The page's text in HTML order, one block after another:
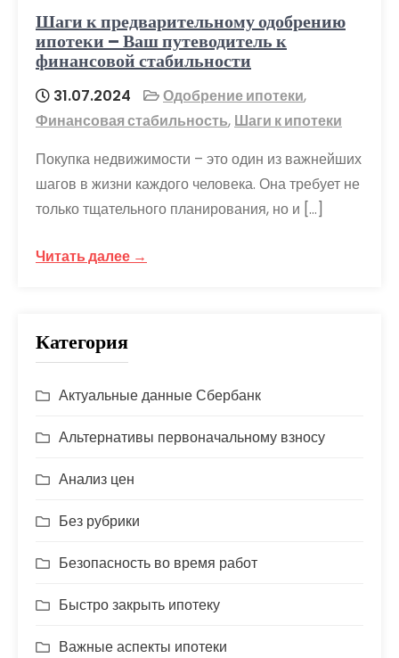
Шаги к предварительному одобрению
ипотеки – Ваш путеводитель к
финансовой стабильности
31.07.2024 Одобрение ипотеки,
Финансовая стабильность, Шаги к ипотеки
Покупка недвижимости – это один из важнейших
шагов в жизни каждого человека. Она требует не
только тщательного планирования, но и […]
Читать далее →
Категория
Актуальные данные Сбербанк
Альтернативы первоначальному взносу
Анализ цен
Без рубрики
Безопасность во время работ
Быстро закрыть ипотеку
Важные аспекты ипотеки